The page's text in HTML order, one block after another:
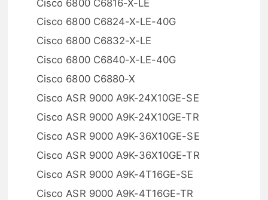
Cisco 6800 C6816-X-LE
Cisco 6800 C6824-X-LE-40G
Cisco 6800 C6832-X-LE
Cisco 6800 C6840-X-LE-40G
Cisco 6800 C6880-X
Cisco ASR 9000 A9K-24X10GE-SE
Cisco ASR 9000 A9K-24X10GE-TR
Cisco ASR 9000 A9K-36X10GE-SE
Cisco ASR 9000 A9K-36X10GE-TR
Cisco ASR 9000 A9K-4T16GE-SE
Cisco ASR 9000 A9K-4T16GE-TR